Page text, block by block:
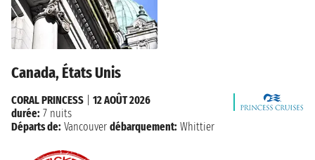
Canada, États Unis
CORAL PRINCESS
12 AOÛT 2026
durée: 7 nuits
Départs de: Vancouver débarquement: Whittier